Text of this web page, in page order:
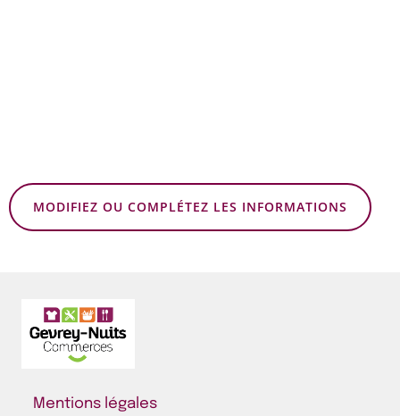
MODIFIEZ OU COMPLÉTEZ LES INFORMATIONS
Mentions légales